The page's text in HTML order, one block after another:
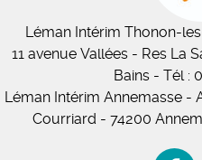
Léman Intérim Thonon-
11avenue Vallées- Res La
Bains - Tél :
Léman Intérim Annemasse -
Courriard - 74200